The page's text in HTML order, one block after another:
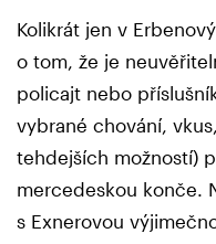
Kolikrát jen v
o tom, že je
policajt nebo
vybrané chování,
tehdejších možností)
mercedeskou konče.
s Exnerovou